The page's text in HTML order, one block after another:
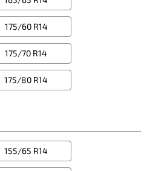
175/60 R14
175/70 R14
175/80 R14
155/65 R14